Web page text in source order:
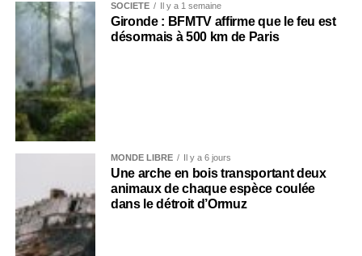
SOCIÉTÉ Il y a 1 semaine
Gironde : BFMTV affirme que le feu est
désormais à 500 km de Paris
MONDE LIBRE Il y a 6 jours
Une arche en bois transportant deux
animaux de chaque espèce coulée
dans le détroit d’Ormuz